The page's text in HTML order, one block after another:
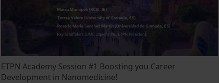
ETPN Academy Session #1 Boosting you Career
Development in Nanomedicine!